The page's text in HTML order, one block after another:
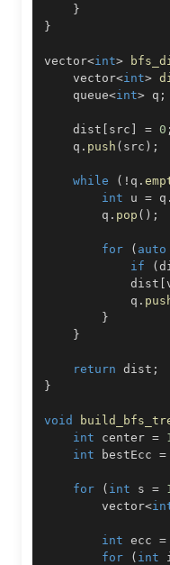
}
}
vector<int>
    vector
<int>
    queue
<int> q ;
    dist
[ src ] = 0 ;
    q
. push ( src ) ;
while ( ! q .
int u = q .
        q
. pop ( ) ;
for ( auto
if
(
            dist
[
            q
.
}
}
return dist ;
}
void
int center = 1
int bestEcc =
for ( int s = 1
        vector
<
int ecc =
for
( int